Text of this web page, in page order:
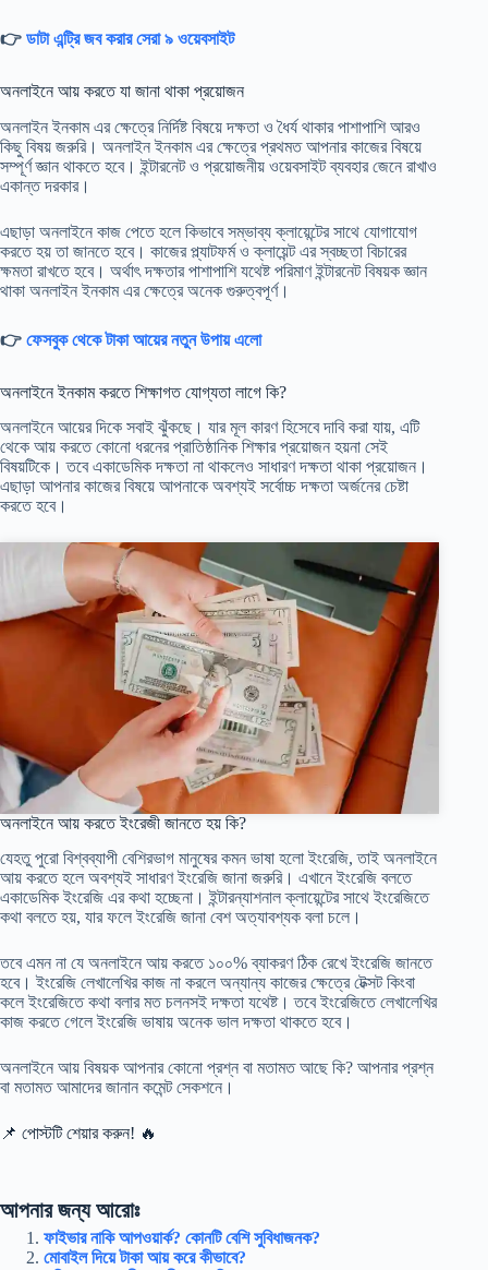
👉 ডাটা এন্ট্রি জব করার সেরা ৯ ওয়েবসাইট
অনলাইনে আয় করতে যা জানা থাকা প্রয়োজন
অনলাইন ইনকাম এর ক্ষেত্রে নির্দিষ্ট বিষয়ে দক্ষতা ও ধৈর্য থাকার পাশাপাশি আরও
কিছু বিষয় জরুরি। অনলাইন ইনকাম এর ক্ষেত্রে প্রথমত আপনার কাজের বিষয়ে
সম্পূর্ণ জ্ঞান থাকতে হবে। ইন্টারনেট ও প্রয়োজনীয় ওয়েবসাইট ব্যবহার জেনে রাখাও
একান্ত দরকার।
এছাড়া অনলাইনে কাজ পেতে হলে কিভাবে সম্ভাব্য ক্লায়েন্টের সাথে যোগাযোগ
করতে হয় তা জানতে হবে। কাজের প্ল্যাটফর্ম ও ক্লায়েন্ট এর স্বচ্ছতা বিচারের
ক্ষমতা রাখতে হবে। অর্থাৎ দক্ষতার পাশাপাশি যথেষ্ট পরিমাণ ইন্টারনেট বিষয়ক জ্ঞান
থাকা অনলাইন ইনকাম এর ক্ষেত্রে অনেক গুরুত্বপূর্ণ।
👉 ফেসবুক থেকে টাকা আয়ের নতুন উপায় এলো
অনলাইনে ইনকাম করতে শিক্ষাগত যোগ্যতা লাগে কি?
অনলাইনে আয়ের দিকে সবাই ঝুঁকছে। যার মূল কারণ হিসেবে দাবি করা যায়, এটি
থেকে আয় করতে কোনো ধরনের প্রাতিষ্ঠানিক শিক্ষার প্রয়োজন হয়না সেই
বিষয়টিকে। তবে একাডেমিক দক্ষতা না থাকলেও সাধারণ দক্ষতা থাকা প্রয়োজন।
এছাড়া আপনার কাজের বিষয়ে আপনাকে অবশ্যই সর্বোচ্চ দক্ষতা অর্জনের চেষ্টা
করতে হবে।
অনলাইনে আয় করতে ইংরেজী জানতে হয় কি?
যেহতু পুরো বিশ্বব্যাপী বেশিরভাগ মানুষের কমন ভাষা হলো ইংরেজি, তাই অনলাইনে
আয় করতে হলে অবশ্যই সাধারণ ইংরেজি জানা জরুরি। এখানে ইংরেজি বলতে
একাডেমিক ইংরেজি এর কথা হচ্ছেনা। ইন্টারন্যাশনাল ক্লায়েন্টের সাথে ইংরেজিতে
কথা বলতে হয়, যার ফলে ইংরেজি জানা বেশ অত্যাবশ্যক বলা চলে।
তবে এমন না যে অনলাইনে আয় করতে ১০০% ব্যাকরণ ঠিক রেখে ইংরেজি জানতে
হবে। ইংরেজি লেখালেখির কাজ না করলে অন্যান্য কাজের ক্ষেত্রে টেক্সট কিংবা
কলে ইংরেজিতে কথা বলার মত চলনসই দক্ষতা যথেষ্ট। তবে ইংরেজিতে লেখালেখির
কাজ করতে গেলে ইংরেজি ভাষায় অনেক ভাল দক্ষতা থাকতে হবে।
অনলাইনে আয় বিষয়ক আপনার কোনো প্রশ্ন বা মতামত আছে কি? আপনার প্রশ্ন
বা মতামত আমাদের জানান কমেন্ট সেকশনে।
📌 পোস্টটি শেয়ার করুন! 🔥
আপনার জন্য আরোঃ
ফাইভার নাকি আপওয়ার্ক? কোনটি বেশি সুবিধাজনক?
মোবাইল দিয়ে টাকা আয় করে কীভাবে?